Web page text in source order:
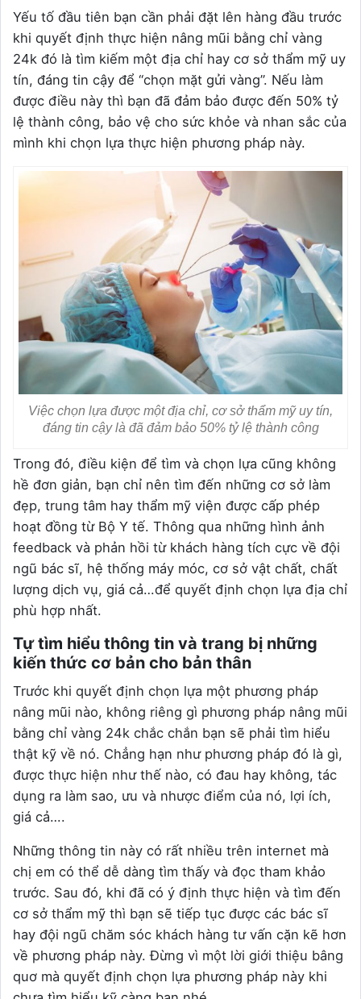
Yếu tố đầu tiên bạn cần phải đặt lên hàng đầu trước
khi quyết định thực hiện nâng mũi bằng chỉ vàng
24k đó là tìm kiếm một địa chỉ hay cơ sở thẩm mỹ uy
tín, đáng tin cậy để “chọn mặt gửi vàng”. Nếu làm
được điều này thì bạn đã đảm bảo được đến 50% tỷ
lệ thành công, bảo vệ cho sức khỏe và nhan sắc của
mình khi chọn lựa thực hiện phương pháp này.
Việc chọn lựa được một địa chỉ, cơ sở thẩm mỹ uy tín,
đáng tin cậy là đã đảm bảo 50% tỷ lệ thành công
Trong đó, điều kiện để tìm và chọn lựa cũng không
hề đơn giản, bạn chỉ nên tìm đến những cơ sở làm
đẹp, trung tâm hay thẩm mỹ viện được cấp phép
hoạt đồng từ Bộ Y tế. Thông qua những hình ảnh
feedback và phản hồi từ khách hàng tích cực về đội
ngũ bác sĩ, hệ thống máy móc, cơ sở vật chất, chất
lượng dịch vụ, giá cả…để quyết định chọn lựa địa chỉ
phù hợp nhất.
Tự tìm hiểu thông tin và trang bị những
kiến thức cơ bản cho bản thân
Trước khi quyết định chọn lựa một phương pháp
nâng mũi nào, không riêng gì phương pháp nâng mũi
bằng chỉ vàng 24k chắc chắn bạn sẽ phải tìm hiểu
thật kỹ về nó. Chẳng hạn như phương pháp đó là gì,
được thực hiện như thế nào, có đau hay không, tác
dụng ra làm sao, ưu và nhược điểm của nó, lợi ích,
giá cả….
Những thông tin này có rất nhiều trên internet mà
chị em có thể dễ dàng tìm thấy và đọc tham khảo
trước. Sau đó, khi đã có ý định thực hiện và tìm đến
cơ sở thẩm mỹ thì bạn sẽ tiếp tục được các bác sĩ
hay đội ngũ chăm sóc khách hàng tư vấn cặn kẽ hơn
về phương pháp này. Đừng vì một lời giới thiệu bâng
quơ mà quyết định chọn lựa phương pháp này khi